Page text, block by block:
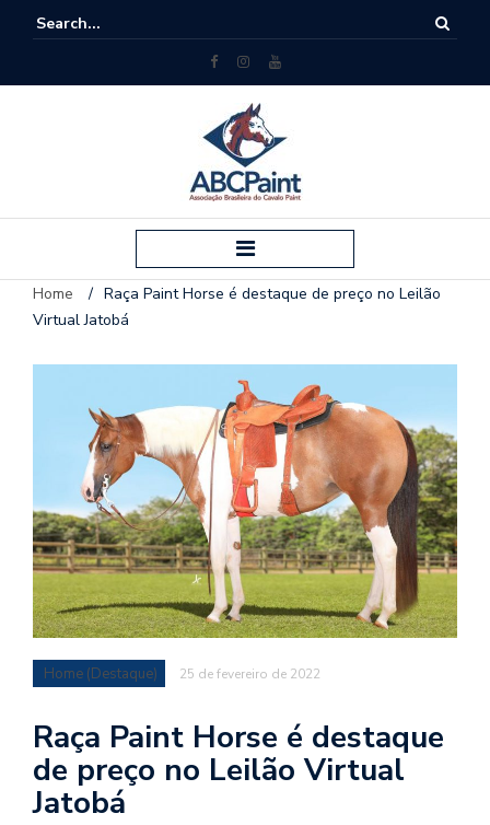
Home / Raça Paint Horse é destaque de preço no Leilão
Virtual Jatobá
Home (Destaque) 25 de fevereiro de 2022
Raça Paint Horse é destaque
de preço no Leilão Virtual
Jatobá